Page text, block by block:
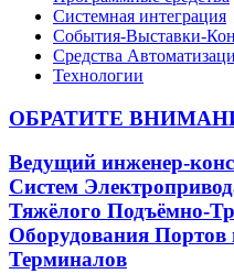
Системная интеграция
События-Выставки-
Средства
Технологии
ОБРАТИТЕ
Ведущий инженер-
Систем
Тяжёлого Подъёмно-
Оборудования Портов
Терминалов